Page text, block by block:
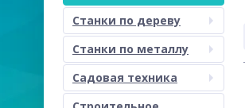
Станки по дереву
Станки по металлу
Садовая техника